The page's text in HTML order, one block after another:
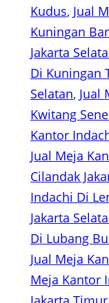
Kudus, Jual
Kuningan
Jakarta
Di Kuningan
Selatan, Jual
Kwitang
Kantor
Jual Meja
Cilandak
Indachi Di
Jakarta
Di Lubang
Jual Meja
Meja Kantor